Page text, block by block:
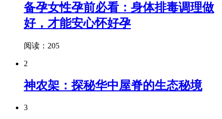
备孕女性孕前必看：身体排毒调理做
好，才能安心怀好孕
阅读：205
2
神农架：探秘华中屋脊的生态秘境
3